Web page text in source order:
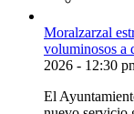
Moralzarzal
voluminosos a
2026 - 12:30
El